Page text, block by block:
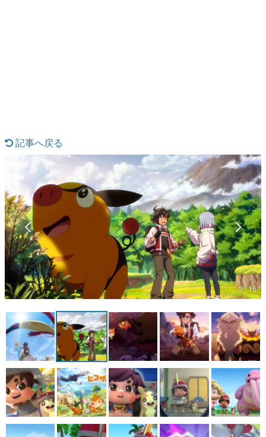
具体的な形から解き明かしていく、硬派で骨太な評論連載
です。
ゲームが変えた日本語
「経験値」「裏技」「ラスボス」… ゲームにまつわる言葉
の起源や用法の変遷を、コンピューター文化史研究家・タ
イニーP氏が徹底調査。
カテゴリ
特集記事
マンガ
女性向け
アプリレビュー
その他
電ファミニコゲーマーとは？
運営：株式会社マレ
記事へ戻る
2 / 15